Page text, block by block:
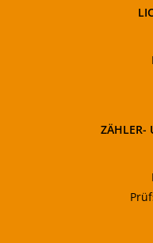
ZÄHLER-